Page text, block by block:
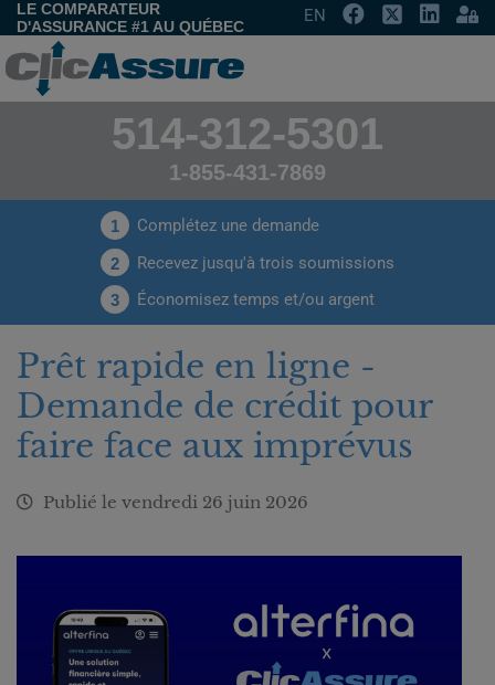
LE COMPARATEUR
D'ASSURANCE #1 AU QUÉBEC
EN
514-312-5301
1-855-431-7869
1 Complétez une demande
2 Recevez jusqu'à trois soumissions
3 Économisez temps et/ou argent
Prêt rapide en ligne -
Demande de crédit pour
faire face aux imprévus
Publié le vendredi 26 juin 2026